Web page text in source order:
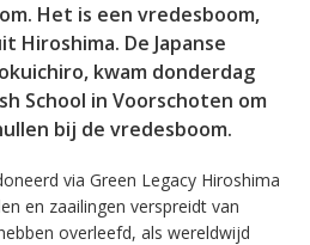
Het is een vredesboom,
Hiroshima. De Japanse
kwam donderdag
School in Voorschoten om
bij de vredesboom.
via Green Legacy Hiroshima
en zaailingen verspreidt van
overleefd, als wereldwijd